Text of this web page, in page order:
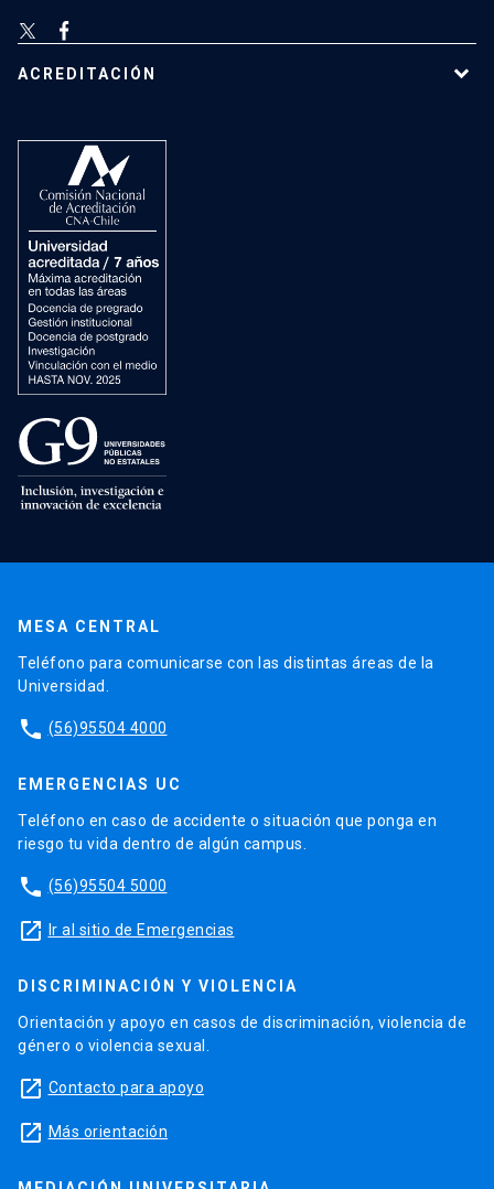
ACREDITACIÓN
MESA CENTRAL
Teléfono para comunicarse con las distintas áreas de la
Universidad.
phone (56)95504 4000
EMERGENCIAS UC
Teléfono en caso de accidente o situación que ponga en
riesgo tu vida dentro de algún campus.
phone (56)95504 5000
launch Ir al sitio de Emergencias
DISCRIMINACIÓN Y VIOLENCIA
Orientación y apoyo en casos de discriminación, violencia de
género o violencia sexual.
launch Contacto para apoyo
launch Más orientación